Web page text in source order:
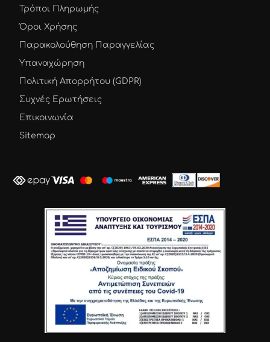
Τρόποι Πληρωμής
Όροι Χρήσης
Παρακολούθηση Παραγγελίας
Υπαναχώρηση
Πολιτική Απορρήτου (GDPR)
Συχνές Ερωτήσεις
Επικοινωνία
Sitemap